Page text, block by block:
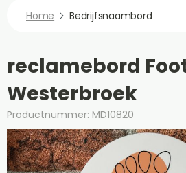
Home Bedrijfsnaambord
reclamebord
Westerbroek
Productnummer: MD10820